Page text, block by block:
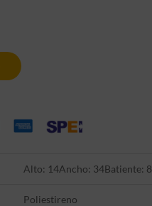
Alto: 14Ancho: 34Batiente: 8
Poliestireno